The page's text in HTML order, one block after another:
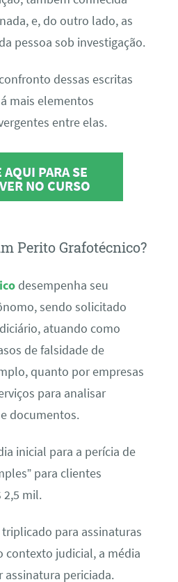
e, do outro lado, as
pessoa sob investigação.
dessas escritas
mais elementos
entre elas.
PARA SE
NO CURSO
Perito Grafotécnico?
desempenha seu
sendo solicitado
atuando como
de falsidade de
quanto por empresas
para analisar
documentos.
inicial para a perícia de
para clientes
2,5 mil.
para assinaturas
contexto judicial, a média
assinatura periciada.